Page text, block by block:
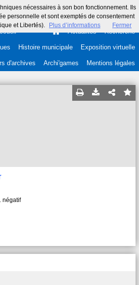
nécessaires à son bon fonctionnement. Ils
personnelle et sont exemptés de consentement
et Libertés).
Plus d’informations Fermer
Actualités Recherche
Histoire municipale Exposition virtuelle
d'archives Archi'games Mentions légales
négatif